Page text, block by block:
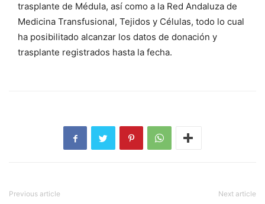
trasplante de Médula, así como a la Red Andaluza de
Medicina Transfusional, Tejidos y Células, todo lo cual
ha posibilitado alcanzar los datos de donación y
trasplante registrados hasta la fecha.
Previous article Next article